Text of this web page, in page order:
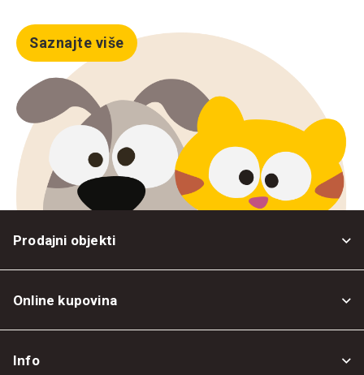
Saznajte više
Prodajni objekti
Online kupovina
Info